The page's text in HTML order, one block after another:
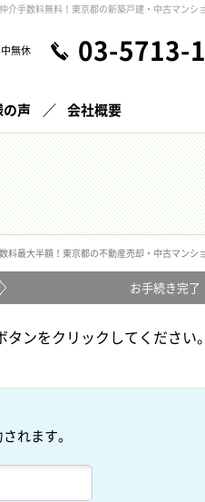
仲介手数料無料！東京都の新築戸建・中古マンシ
無休 03-5713-
声 会社概要
料最大半額！東京都の不動産売却・中古マンシ
お手続き完了
ンをクリックしてください。
れます。